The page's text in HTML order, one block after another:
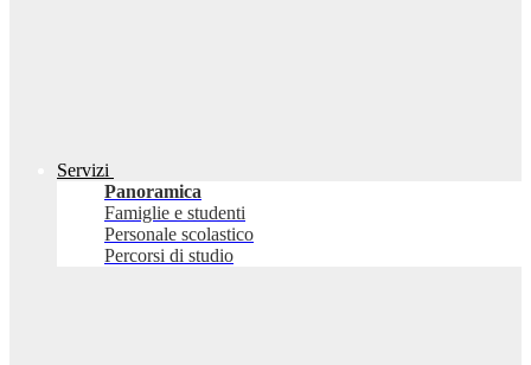
Servizi
Panoramica
Famiglie e studenti
Personale scolastico
Percorsi di studio